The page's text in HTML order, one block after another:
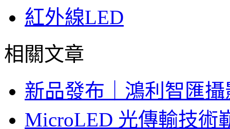
紅外線LED
相關文章
新品發布｜鴻利智匯
MicroLED 光傳輸技術